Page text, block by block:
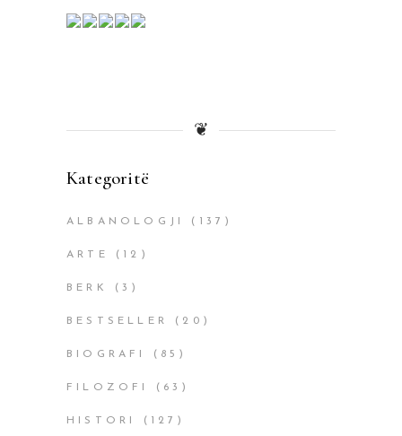
❦
Kategoritë
ALBANOLOGJI (137)
ARTE (12)
BERK (3)
BESTSELLER (20)
BIOGRAFI (85)
FILOZOFI (63)
HISTORI (127)